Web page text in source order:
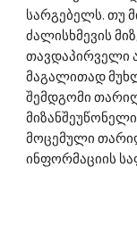
სარგებელს. თუ
ძალისხმევის
თავდაპირველი
მაგალითად
შემდგომი
მოცემული
ინფორმაციის